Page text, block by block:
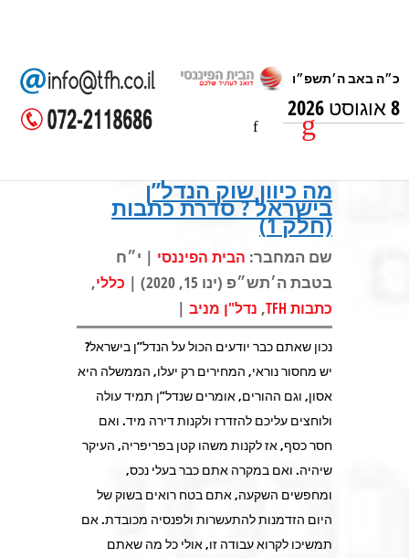
8 אוגוסט 2026
מה כיוון שוק הנדל”ן
בישראל ? סדרת כתבות
(חלק 1)
שם המחבר: הבית הפיננסי | י״ח
בטבת ה׳תש״פ (ינו 15, 2020) |
כללי,
כתבות TFH , נדל"ן מניב |
נכון שאתם כבר יודעים הכול על הנדל”ן בישראל?
יש מחסור נוראי, המחירים רק יעלו, הממשלה היא
אסון, וגם ההורים, אומרים שנדל”ן תמיד עולה
ולוחצים עליכם להזדרז ולקנות דירה מיד. ואם
חסר כסף, אז לקנות משהו קטן בפריפריה, העיקר
שיהיה. ואם במקרה אתם כבר בעלי נכס,
ומחפשים השקעה, אתם בטח רואים בשוק של
היום הזדמנות להתעשרות ולפנסיה מכובדת. אם
תמשיכו לקרוא עבודה זו, אולי כל מה שאתם